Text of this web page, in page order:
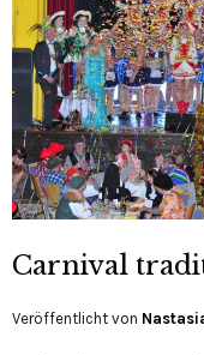
Carnival
Veröffentlicht von